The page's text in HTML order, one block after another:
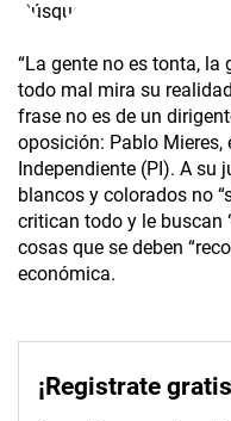
“La gente no es tonta, la
todo mal mira su realidad
frase no es de un
oposición: Pablo Mieres,
Independiente (PI). A su
blancos y colorados no
critican todo y le buscan
cosas que se deben
económica.
¡Registrate